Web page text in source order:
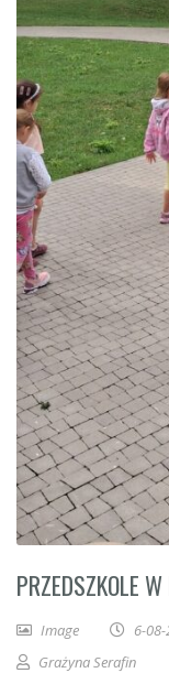
PRZEDSZKOLE
Image 6-
Grażyna Serafin